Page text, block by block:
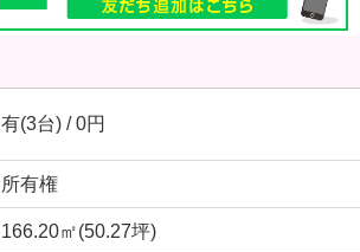
有(3台) / 0円
所有権
166.20㎡(50.27坪)